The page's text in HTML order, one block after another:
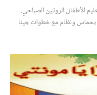
الأطفال الروتين الصباحي.
ونظام مع خطوات جينا